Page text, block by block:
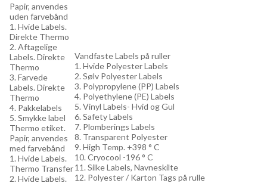
Papir, anvendes
uden farvebånd
1. Hvide Labels.
Direkte Thermo
2. Aftagelige
Labels. Direkte
Thermo
3. Farvede
Labels. Direkte
Thermo
4. Pakkelabels
5. Smykke label
Thermo etiket.
Papir, anvendes
med farvebånd
1. Hvide Labels.
Thermo Transfer
2. Hvide Labels.
Vandfaste Labels på ruller
1. Hvide Polyester Labels
2. Sølv Polyester Labels
3. Polypropylene (PP) Labels
4. Polyethylene (PE) Labels
5. Vinyl Labels- Hvid og Gul
6. Safety Labels
7. Plomberings Labels
8. Transparent Polyester
9. High Temp. +398 ° C
10. Cryocool -196 ° C
11. Silke Labels, Navneskilte
12. Polyester / Karton Tags på rulle